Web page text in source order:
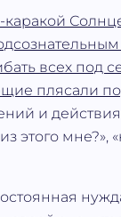
всех под
плясали
и
этого мне?»,